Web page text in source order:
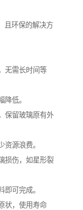
且环保的解决方
无需长时间等
降低。
保留玻璃原有外
资源浪费。
损伤，如星形裂
即可完成。
状，使用寿命